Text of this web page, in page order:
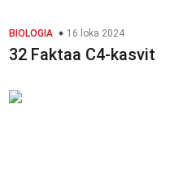
BIOLOGIA 16 loka 2024
32 Faktaa C4-kasvit